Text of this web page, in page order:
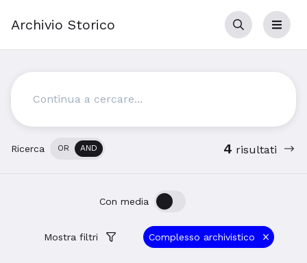
Archivio Storico Cerca Menu
Cerca
Ricerca OR AND 4 risultati
Mostra filtri Complesso archivistico
Con media OFF